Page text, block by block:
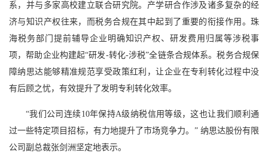
系，并与多家高校建立联合研究院。产学研合作涉及诸多复杂的经
济与知识产权往来，而税务合规在其中起到了重要的衔接作用。珠
海税务部门提前辅导企业明确知识产权、研发费用归属等涉税事
项，帮助企业构建起“研发-转化-涉税”全链条合规体系。税务合规保
障纳思达能够精准规范享受政策红利，让企业在专利转化过程中没
有后顾之忧，有效提升了发明专利转化效率。
“我们公司连续10年保持A级纳税信用等级，这也让我们顺利通
过一些特定项目招标，有力地提升了市场竞争力。” 纳思达股份有限
公司副总裁张剑洲坚定地表示。